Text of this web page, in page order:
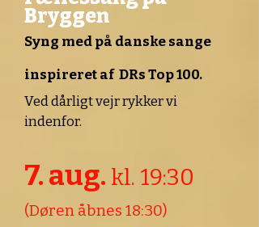
Bryggen
Syng med på danske sange
inspireret af DRs Top 100.
Ved dårligt vejr rykker vi
indenfor.
7. aug. kl. 19:30
(Døren åbnes 18:30)